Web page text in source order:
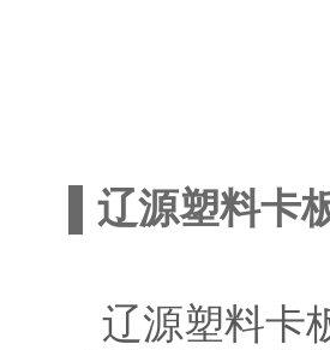
▌辽源塑料卡
辽源塑料卡